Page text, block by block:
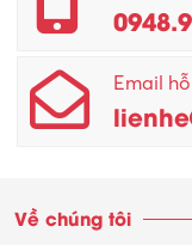
Email
Về chúng tôi